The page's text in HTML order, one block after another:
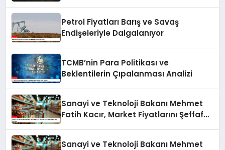
Petrol Fiyatları Barış ve Savaş
Endişeleriyle Dalgalanıyor
TCMB’nin Para Politikası ve
Beklentilerin Çıpalanması Analizi
Sanayi ve Teknoloji Bakanı Mehmet
Fatih Kacır, Market Fiyatlarını Şeffaf
Sanayi ve Teknoloji Bakanı Mehmet